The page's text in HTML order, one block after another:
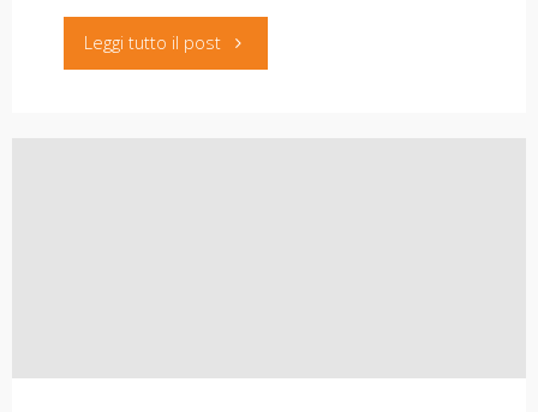
Leggi tutto il post"PartecipArno